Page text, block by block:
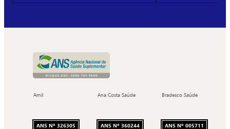
Amil
ANS Nº 326305
Ana Costa Saúde
ANS Nº 360244
Bradesco Saúde
ANS Nº 005711